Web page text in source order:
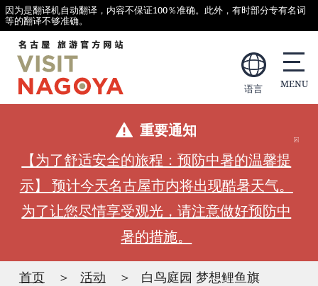
因为是翻译机自动翻译，内容不保证100％准确。此外，有时部分专有名词
等的翻译不够准确。
语言
重要通知
【为了舒适安全的旅程：预防中暑的温馨提
示】 预计今天名古屋市内将出现酷暑天气。
为了让您尽情享受观光，请注意做好预防中
暑的措施。
首页 活动 白鸟庭园 梦想鲤鱼旗